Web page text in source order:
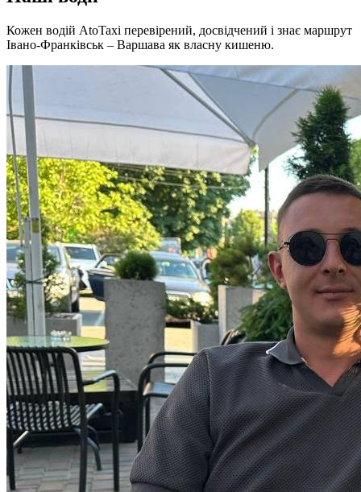
Кожен водій AtoTaxi перевірений, досвідчений і знає маршрут
Івано-Франківськ – Варшава як власну кишеню.